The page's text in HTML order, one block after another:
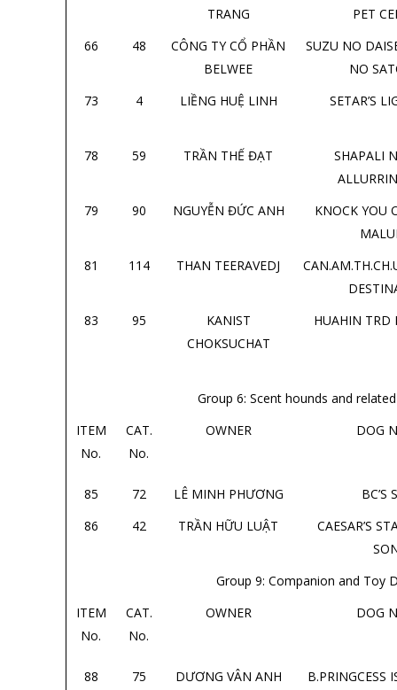
TRANG
PET
66
48
CÔNG TY CỔ PHẦN
BELWEE
SUZU NO
NO
73
4 LIỀNG HUỆ LINH SETAR’S
78 59 TRẦN THẾ ĐẠT
SHAPALI
79
90 NGUYỄN ĐỨC ANH
KNOCK YOU
81
114 THAN TEERAVEDJ
83
95
KANIST
CHOKSUCHAT
HUAHIN TRD
Group 6: Scent hounds and
ITEM
No.
CAT.
No.
OWNER DOG
85 72 LÊ MINH PHƯƠNG
BC’S
86
42 TRẦN HỮU LUẬT
CAESAR’S
Group 9: Companion and Toy
ITEM
No.
CAT.
No.
OWNER DOG
88 75 DƯƠNG VÂN ANH
B.PRINGCESS